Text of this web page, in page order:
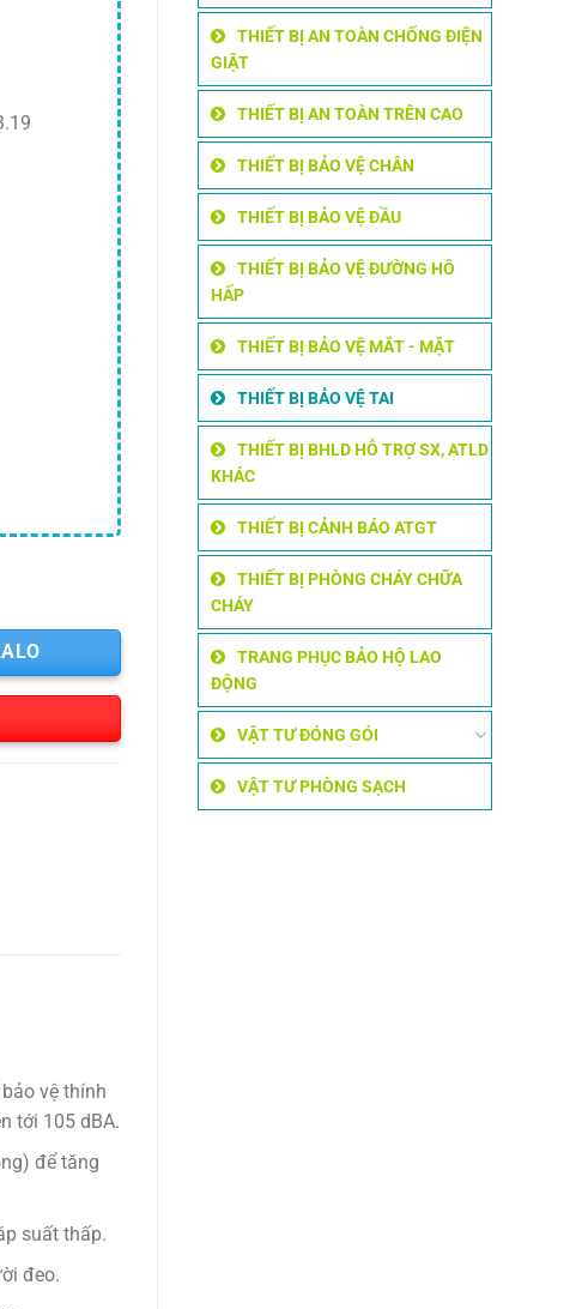
THIẾT BỊ AN TOÀN CHỐNG ĐIỆN
GIẬT
THIẾT BỊ AN TOÀN TRÊN CAO
THIẾT BỊ BẢO VỆ CHÂN
THIẾT BỊ BẢO VỆ ĐẦU
THIẾT BỊ BẢO VỆ ĐƯỜNG HÔ
HẤP
THIẾT BỊ BẢO VỆ MẮT - MẶT
THIẾT BỊ BẢO VỆ TAI
THIẾT BỊ BHLD HỖ TRỢ SX, ATLD
KHÁC
THIẾT BỊ CẢNH BÁO ATGT
THIẾT BỊ PHÒNG CHÁY CHỮA
CHÁY
TRANG PHỤC BẢO HỘ LAO
ĐỘNG
VẬT TƯ ĐÓNG GÓI
VẬT TƯ PHÒNG SẠCH
vệ thính
tới 105 dBA.
để tăng
suất thấp.
đeo.